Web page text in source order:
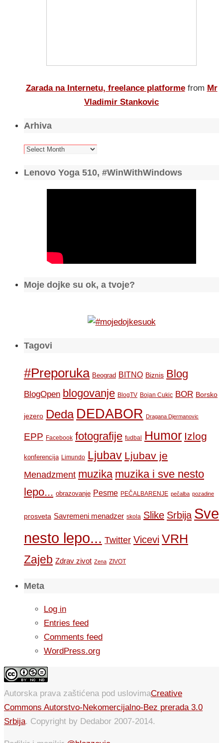
Zarada na Internetu, freelance platforme from Mr
Vladimir Stankovic
Arhiva
Arhiva
Lenovo Yoga 510, #WinWithWindows
Moje dojke su ok, a tvoje?
Tagovi
#Preporuka Beograd BITNO Biznis Blog
BlogOpen blogovanje BlogTV Bojan Cukic BOR Borsko
jezero Deda DEDABOR Dragana Djermanovic
EPP Facebook fotografije fudbal Humor Izlog
konferencija Limundo Ljubav Ljubav je
Menadzment muzika muzika i sve nesto
lepo... obrazovanje Pesme PEČALBARENJE pečalba pozadine
prosveta Savremeni menadzer skola Slike Srbija Sve
nesto lepo... Twitter Vicevi VRH
Zajeb Zdrav zivot Zena ZIVOT
Meta
Log in
Entries feed
Comments feed
WordPress.org
Autorska prava zaštićena pod uslovimaCreative
Commons Autorstvo-Nekomercijalno-Bez prerada 3.0
Srbija. Copyright by Dedabor 2007-2014.